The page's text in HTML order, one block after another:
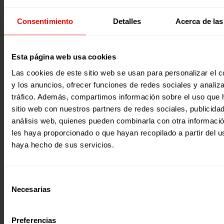
Consentimiento Detalles Acerca de
Esta página web usa cookies
Las cookies de este sitio web se usan para personalizar el
y los anuncios, ofrecer funciones de redes sociales y
tráfico. Además, compartimos información sobre el uso que
sitio web con nuestros partners de redes sociales,
análisis web, quienes pueden combinarla con otra
les haya proporcionado o que hayan recopilado a partir del
haya hecho de sus servicios.
Necesarias
Preferencias
| Voluntariado
ENCUENTRO DE REGRESO DE EXPERIENCIA SUR Y
El pasado sábado 27 de octubre celebramos el encuentro
regreso de Experiencia sur y Experiencia Sur Profes 2018.
este encuentro finalizamos la experiencia de este año y
reunimos para evaluar y compartir.
31 Octubre 2018